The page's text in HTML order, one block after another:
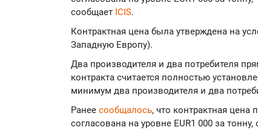
сообщает ICIS.
Контрактная цена была утверждена на
Западную Европу).
Два производителя и два потребителя
контракта считается полностью
минимум два производителя и два
Ранее сообщалось, что контрактная цена
согласована на уровне EUR1 000 за